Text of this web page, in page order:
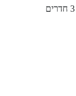
3 חדרים